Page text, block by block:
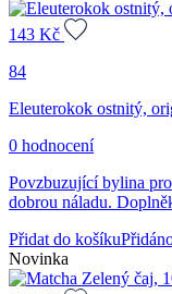
143 Kč
84
Eleuterokok ostnitý,
0 hodnocení
Povzbuzující bylina
dobrou náladu.
Přidat do košíku
Novinka